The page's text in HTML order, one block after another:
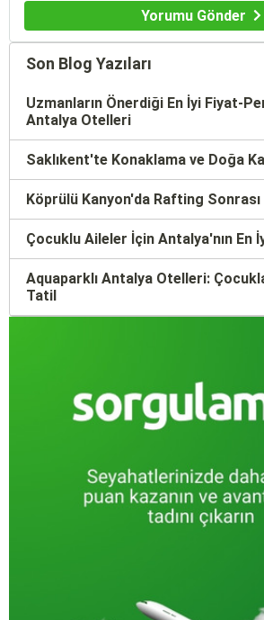
Yorumu Gönder
Son Blog Yazıları
Uzmanların Önerdiği En İyi Fiyat-
Antalya Otelleri
Saklıkent'te Konaklama ve Doğa
Köprülü Kanyon'da Rafting Sonrası
Çocuklu Aileler İçin Antalya'nın En
Aquaparklı Antalya Otelleri:
Tatil